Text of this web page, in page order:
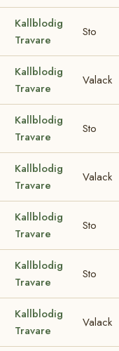
Kallblodig
Travare
Sto
Kallblodig
Travare
Valack
Kallblodig
Travare
Sto
Kallblodig
Travare
Valack
Kallblodig
Travare
Sto
Kallblodig
Travare
Sto
Kallblodig
Travare
Valack